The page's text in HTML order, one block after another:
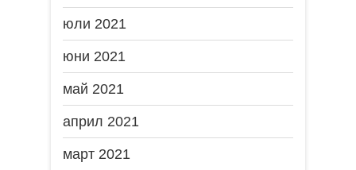
юли 2021
юни 2021
май 2021
април 2021
март 2021